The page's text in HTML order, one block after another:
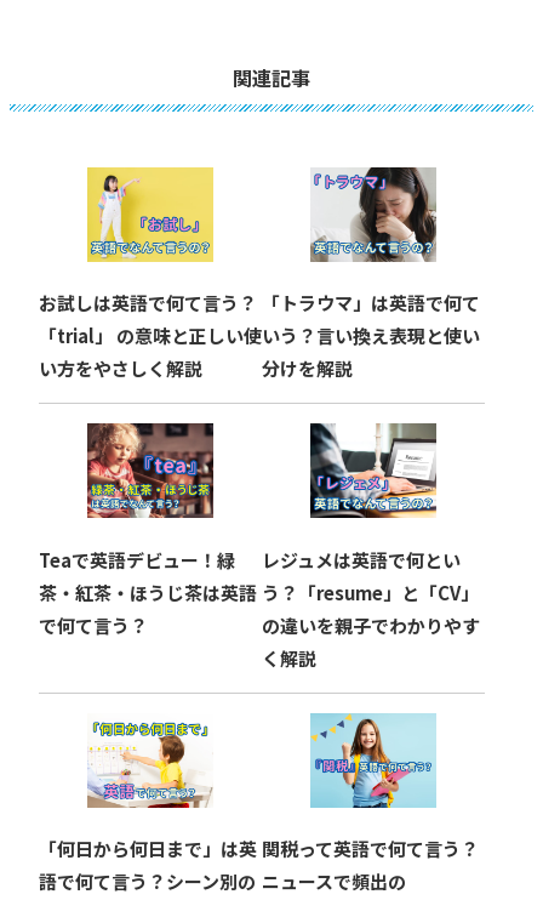
ョ
ン
関連記事
お試しは英語で何て言う？
「trial」 の意味と正しい使
い方をやさしく解説
「トラウマ」は英語で何て
いう？言い換え表現と使い
分けを解説
Teaで英語デビュー！緑
茶・紅茶・ほうじ茶は英語
で何て言う？
レジュメは英語で何とい
う？「resume」と「CV」
の違いを親子でわかりやす
く解説
「何日から何日まで」は英
語で何て言う？シーン別の
関税って英語で何て言う？
ニュースで頻出の